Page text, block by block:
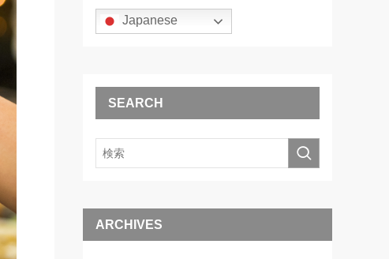
Japanese
SEARCH
ARCHIVES